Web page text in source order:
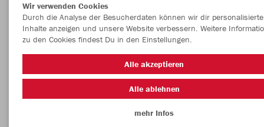
Wir verwenden Cookies
Durch die Analyse der Besucherdaten können wir dir personalisierte
Inhalte anzeigen und unsere Website verbessern. Weitere
zu den Cookies findest Du in den Einstellungen.
Alle akzeptieren
Alle ablehnen
mehr Infos